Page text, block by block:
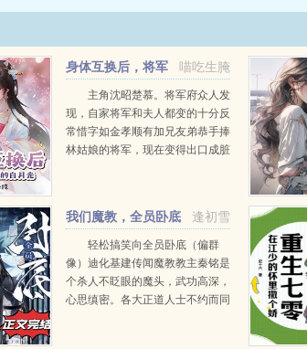
喵吃生腌
身体互换后，将军
手撕他的白月光
主角沈昭楚慕。将军府众人发
现，自家将军和夫人都变的十分反
常惜字如金孝顺有加兄友弟恭手捧
林姑娘的将军，现在变得出口成脏
逢初雪
我们魔教，全员卧底
轻松搞笑向全员卧底（偏群
像）迪化基建传闻魔教教主秦铭是
个杀人不眨眼的魔头，武功高深，
心思缜密。各大正道人士不约而同